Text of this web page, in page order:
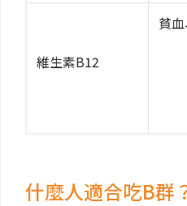
維生素B12
貧
什麼人適合吃B群